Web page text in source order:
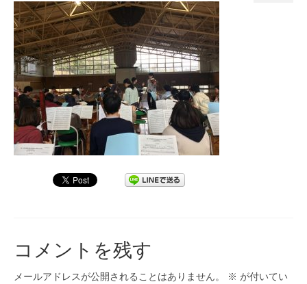
卒業記念演奏会2027
九大フィルとは
九大フィルの歴史
ご寄付のお願い
演奏会の歴史
出張演奏
九大フィル特集ページ
コメントを残す
メールアドレスが公開されることはありません。 ※ が付いてい